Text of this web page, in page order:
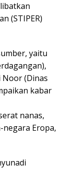
(STIPER)
yaitu
Noor (Dinas
kabar
nanas,
Eropa,